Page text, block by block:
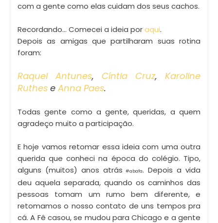
com a gente como elas cuidam dos seus cachos.
Recordando... Comecei a ideia poraqui.
Depois as amigas que partilharam suas rotina
foram:
Raquel Antunes, Cíntia Cruz, Karoline
Ruthes e Anna Paes.
Todas gente como a gente, queridas, a quem
agradeço muito a participação.
E hoje vamos retomar essa ideia com uma outra
querida que conheci na época do colégio. Tipo,
alguns (muitos) anos atrás #abafa. Depois a vida
deu aquela separada, quando os caminhos das
pessoas tomam um rumo bem diferente, e
retomamos o nosso contato de uns tempos pra
cá. A Fê casou, se mudou para Chicago e a gente